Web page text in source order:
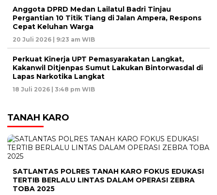
Anggota DPRD Medan Lailatul Badri Tinjau
Pergantian 10 Titik Tiang di Jalan Ampera, Respons
Cepat Keluhan Warga
20 Juli 2026 | 9:23 am WIB
Perkuat Kinerja UPT Pemasyarakatan Langkat,
Kakanwil Ditjenpas Sumut Lakukan Bintorwasdal di
Lapas Narkotika Langkat
18 Juli 2026 | 3:48 pm WIB
TANAH KARO
SATLANTAS POLRES TANAH KARO FOKUS EDUKASI
TERTIB BERLALU LINTAS DALAM OPERASI ZEBRA
TOBA 2025